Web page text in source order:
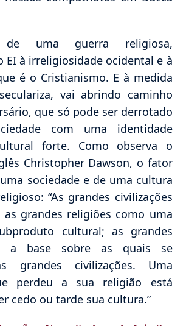
de uma guerra religiosa,
EI à irreligiosidade ocidental e à
é o Cristianismo. E à medida
vai abrindo caminho
que só pode ser derrotado
com uma identidade
forte. Como observa o
Christopher Dawson, o fator
sociedade e de uma cultura
“As grandes civilizações
grandes religiões como uma
cultural; as grandes
a base sobre as quais se
grandes civilizações. Uma
perdeu a sua religião está
cedo ou tarde sua cultura.”